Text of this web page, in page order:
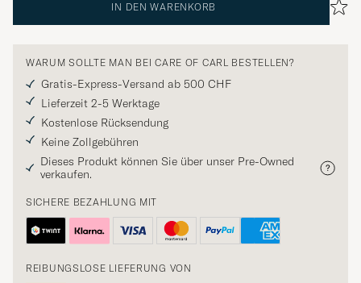
IN DEN WARENKORB
WARUM SOLLTE MAN BEI CARE OF CARL BESTELLEN?
Gratis-Express-Versand ab 500 CHF
Lieferzeit 2-5 Werktage
Kostenlose Rücksendung
Keine Zollgebühren
Dieses Produkt können Sie über unser Pre-Owned
verkaufen.
SICHERE BEZAHLUNG MIT
REIBUNGSLOSE LIEFERUNG VON